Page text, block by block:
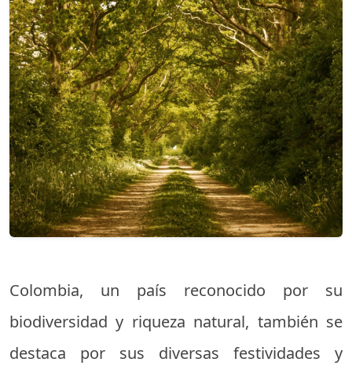
Colombia, un país reconocido por su
biodiversidad y riqueza natural, también se
destaca por sus diversas festividades y